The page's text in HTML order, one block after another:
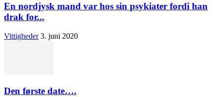
En nordjysk mand var hos sin psykiater fordi han
drak for...
Vittigheder 3. juni 2020
Den første date….